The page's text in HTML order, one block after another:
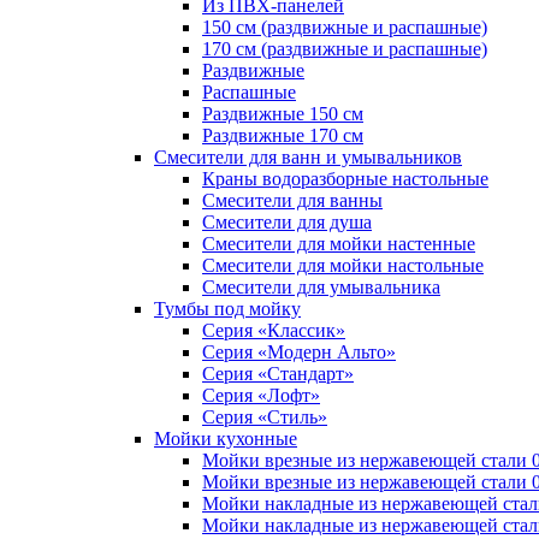
Из ПВХ-панелей
150 см (раздвижные и распашные)
170 см (раздвижные и распашные)
Раздвижные
Распашные
Раздвижные 150 см
Раздвижные 170 см
Смесители для ванн и умывальников
Краны водоразборные настольные
Смесители для ванны
Смесители для душа
Смесители для мойки настенные
Смесители для мойки настольные
Смесители для умывальника
Тумбы под мойку
Серия «Классик»
Серия «Модерн Альто»
Серия «Стандарт»
Серия «Лофт»
Серия «Стиль»
Мойки кухонные
Мойки врезные из нержавеющей стали
Мойки врезные из нержавеющей стали
Мойки накладные из нержавеющей
Мойки накладные из нержавеющей